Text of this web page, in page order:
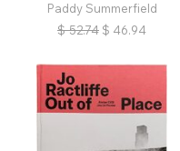
Paddy Summerfield
$ 52.74 $ 46.94